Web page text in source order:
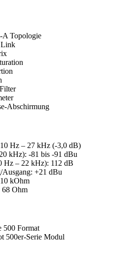
A Topologie
Link
Abschirmung
Hz – 27 kHz (-3,0 dB)
kHz): -81 bis -91 dBu
Hz – 22 kHz): 112 dB
Ausgang: +21 dBu
kOhm
68 Ohm
500 Format
500er-Serie Modul